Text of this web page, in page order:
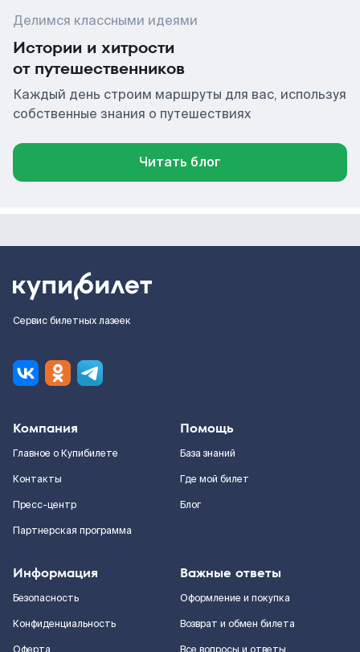
Делимся классными идеями
Истории и хитрости
от путешественников
Каждый день строим маршруты для вас, используя
собственные знания о путешествиях
Читать блог
Сервис билетных лазеек
Компания
Главное о Купибилете
Контакты
Пресс-центр
Партнерская программа
Помощь
База знаний
Где мой билет
Блог
Информация
Безопасность
Конфиденциальность
Важные ответы
Оформление и покупка
Возврат и обмен билета